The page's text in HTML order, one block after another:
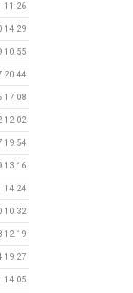
11:26
14:29
10:55
20:44
17:08
12:02
19:54
13:16
14:24
10:32
12:19
19:27
14:05